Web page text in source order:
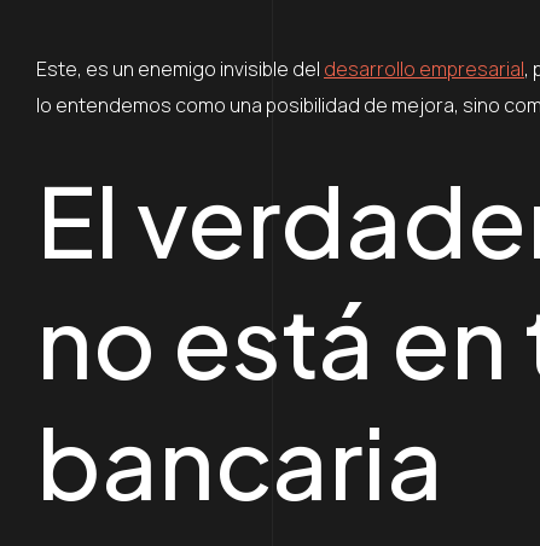
Este, es un enemigo invisible del desarrollo empresarial,
lo entendemos como una posibilidad de mejora, sino
El
no está
bancaria